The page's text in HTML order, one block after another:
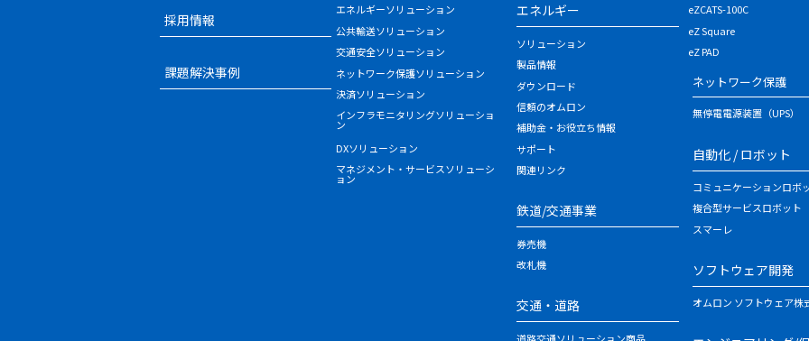
採用情報
課題解決事例
エネルギーソリューション
公共輸送ソリューション
交通安全ソリューション
ネットワーク保護ソリューション
決済ソリューション
インフラモニタリングソリューショ
ン
DXソリューション
マネジメント・サービスソリューシ
ョン
エネルギー
ソリューション
製品情報
ダウンロード
信頼のオムロン
補助金・お役立ち情報
サポート
関連リンク
鉄道/交通事業
券売機
改札機
交通・道路
道路交通ソリューション商品
eZCATS-100C
eZ Square
eZ PAD
ネットワーク保護
無停電電源装置（UPS）
自動化 / ロボット
コミュニケーションロボ
複合型サービスロボット
スマーレ
ソフトウェア開発
オムロン ソフトウェア株